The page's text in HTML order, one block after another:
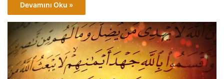
Devamını Oku »